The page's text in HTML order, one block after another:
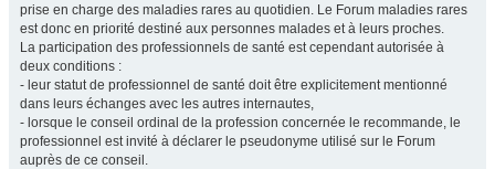
prise en charge des maladies rares au quotidien. Le Forum maladies rares
est donc en priorité destiné aux personnes malades et à leurs proches.
La participation des professionnels de santé est cependant autorisée à
deux conditions :
- leur statut de professionnel de santé doit être explicitement mentionné
dans leurs échanges avec les autres internautes,
- lorsque le conseil ordinal de la profession concernée le recommande, le
professionnel est invité à déclarer le pseudonyme utilisé sur le Forum
auprès de ce conseil.